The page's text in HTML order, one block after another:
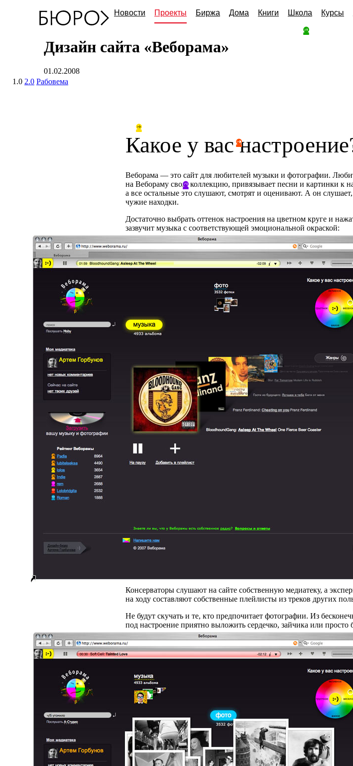
Новости Проекты Биржа Дома Книги Школа Курсы
Дизайн сайта «Веборама»
01.02.2008
1.0 2.0 Рабовема
Какое у вас
Веборама — это сайт для любителей музыки и фотографии.
на Вебораму свою коллекцию, привязывает песни и картинки к
а все остальные это слушают, смотрят и оценивают. А он
чужие находки.
Достаточно выбрать оттенок настроения на цветном круге и
зазвучит музыка с соответствующей эмоциональной окраской:
Консерваторы слушают на сайте собственную медиатеку, а
на ходу составляют собственные плейлисты из треков других
Не будут скучать и те, кто предпочитает фотографии. Из
под настроение приятно выложить сердечко, зайчика или